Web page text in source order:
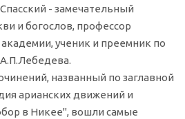
- замечательный
и богослов, профессор
ученик и преемник по
названный по заглавной
арианских движений и
в Никее", вошли самые